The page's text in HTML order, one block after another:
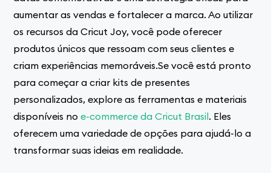
aumentar as vendas e fortalecer a marca. Ao utilizar
os recursos da Cricut Joy, você pode oferecer
produtos únicos que ressoam com seus clientes e
criam experiências memoráveis.Se você está pronto
para começar a criar kits de presentes
personalizados, explore as ferramentas e materiais
disponíveis no e-commerce da Cricut Brasil. Eles
oferecem uma variedade de opções para ajudá-lo a
transformar suas ideias em realidade.